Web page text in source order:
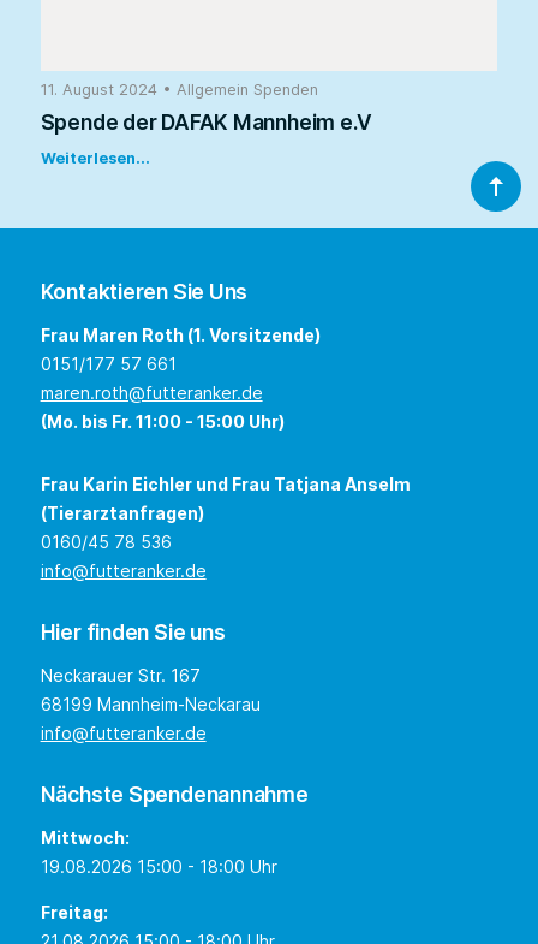
11. August 2024 • Allgemein Spenden
Spende der DAFAK Mannheim e.V
Weiterlesen...
Kontaktieren Sie Uns
Frau Maren Roth (1. Vorsitzende)
0151/177 57 661
maren.roth@futteranker.de
(Mo. bis Fr. 11:00 - 15:00 Uhr)
Frau Karin Eichler und Frau Tatjana Anselm
(Tierarztanfragen)
0160/45 78 536
info@futteranker.de
Hier finden Sie uns
Neckarauer Str. 167
68199 Mannheim-Neckarau
info@futteranker.de
Nächste Spendenannahme
Mittwoch:
19.08.2026 15:00 - 18:00 Uhr
Freitag: